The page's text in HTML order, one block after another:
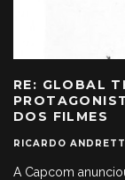
RE: GLOBAL
DOS FILMES
RICARDO
A Capcom